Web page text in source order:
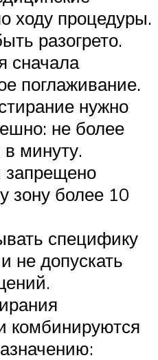
ходу процедуры.
разогрето.
сначала
поглаживание.
нужно
не более
минуту.
запрещено
зону более 10
специфику
не допускать
комбинируются